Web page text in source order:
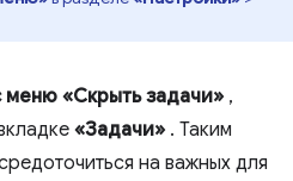
меню «Скрыть задачи» ,
«Задачи» . Таким
на важных для